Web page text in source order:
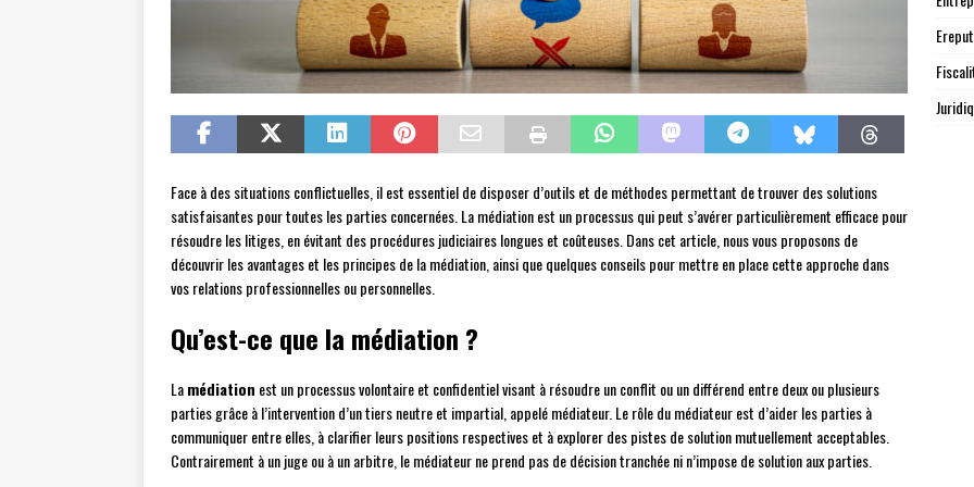
Face à des situations conflictuelles, il est essentiel de disposer d’outils et de méthodes permettant de trouver des solutions
satisfaisantes pour toutes les parties concernées. La médiation est un processus qui peut s’avérer particulièrement efficace pour
résoudre les litiges, en évitant des procédures judiciaires longues et coûteuses. Dans cet article, nous vous proposons de
découvrir les avantages et les principes de la médiation, ainsi que quelques conseils pour mettre en place cette approche dans
vos relations professionnelles ou personnelles.
Qu’est-ce que la médiation ?
Lamédiation est un processus volontaire et confidentiel visant à résoudre un conflit ou un différend entre deux ou plusieurs
parties grâce à l’intervention d’un tiers neutre et impartial, appelé médiateur. Le rôle du médiateur est d’aider les parties à
communiquer entre elles, à clarifier leurs positions respectives et à explorer des pistes de solution mutuellement acceptables.
Contrairement à un juge ou à un arbitre, le médiateur ne prend pas de décision tranchée ni n’impose de solution aux parties.